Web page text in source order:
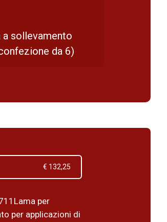
a sollevamento
da 6)
€ 132,25
per
per applicazioni di